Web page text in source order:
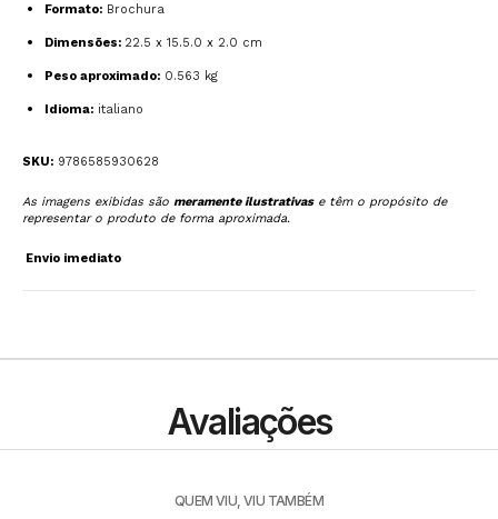
Formato: Brochura
Dimensões: 22.5 x 15.5.0 x 2.0 cm
Peso aproximado: 0.563 kg
Idioma: italiano
SKU: 9786585930628
As imagens exibidas são meramente ilustrativase têm o propósito de
representar o produto de forma aproximada.
Envio imediato
Avaliações
QUEM VIU, VIU TAMBÉM